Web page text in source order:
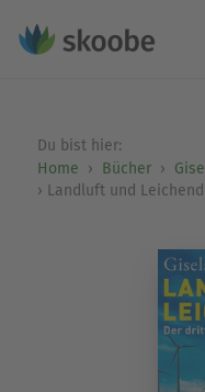
Du bist hier:
Home
Bücher
Landluft und